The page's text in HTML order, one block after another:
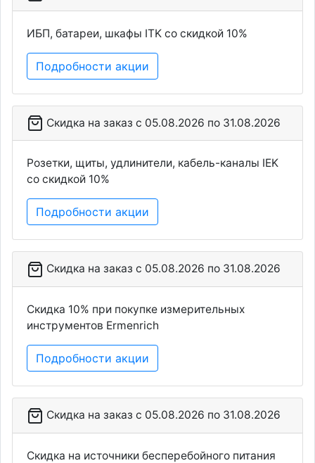
ИБП, батареи, шкафы ITK со скидкой 10%
Подробности акции
Скидка на заказ c 05.08.2026 по 31.08.2026
Розетки, щиты, удлинители, кабель-каналы IEK
со скидкой 10%
Подробности акции
Скидка на заказ c 05.08.2026 по 31.08.2026
Скидка 10% при покупке измерительных
инструментов Ermenrich
Подробности акции
Скидка на заказ c 05.08.2026 по 31.08.2026
Скидка на источники бесперебойного питания